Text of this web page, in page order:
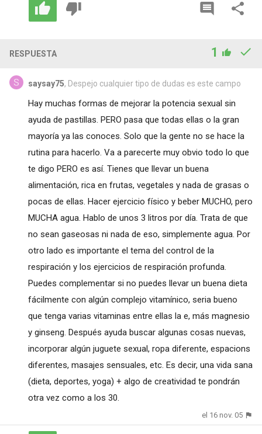
RESPUESTA 1
saysay75, Despejo cualquier tipo de dudas es este campo
Hay muchas formas de mejorar la potencia sexual sin
ayuda de pastillas. PERO pasa que todas ellas o la gran
mayoría ya las conoces. Solo que la gente no se hace la
rutina para hacerlo. Va a parecerte muy obvio todo lo que
te digo PERO es así. Tienes que llevar un buena
alimentación, rica en frutas, vegetales y nada de grasas o
pocas de ellas. Hacer ejercicio físico y beber MUCHO, pero
MUCHA agua. Hablo de unos 3 litros por día. Trata de que
no sean gaseosas ni nada de eso, simplemente agua. Por
otro lado es importante el tema del control de la
respiración y los ejercicios de respiración profunda.
Puedes complementar si no puedes llevar un buena dieta
fácilmente con algún complejo vitamínico, seria bueno
que tenga varias vitaminas entre ellas la e, más magnesio
y ginseng. Después ayuda buscar algunas cosas nuevas,
incorporar algún juguete sexual, ropa diferente, espacions
diferentes, masajes sensuales, etc. Es decir, una vida sana
(dieta, deportes, yoga) + algo de creatividad te pondrán
otra vez como a los 30.
el 16 nov. 05